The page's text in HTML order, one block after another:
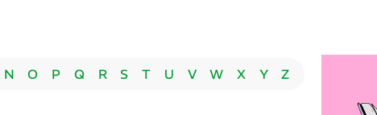
N O P Q R S T U V W X Y Z